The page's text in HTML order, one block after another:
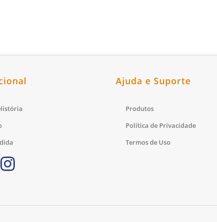
Ajuda e Suporte
Produtos
Política de Privacidade
Termos de Uso